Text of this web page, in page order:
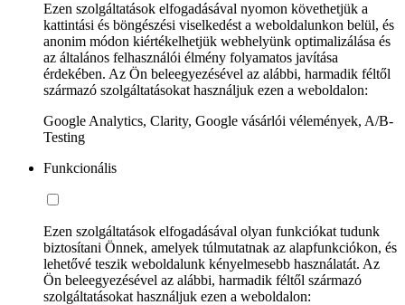
Ezen szolgáltatások elfogadásával nyomon követhetjük a
kattintási és böngészési viselkedést a weboldalunkon belül, és
anonim módon kiértékelhetjük webhelyünk optimalizálása és
az általános felhasználói élmény folyamatos javítása
érdekében. Az Ön beleegyezésével az alábbi, harmadik féltől
származó szolgáltatásokat használjuk ezen a weboldalon:
Google Analytics, Clarity, Google vásárlói vélemények, A/B-
Testing
Funkcionális
Ezen szolgáltatások elfogadásával olyan funkciókat tudunk
biztosítani Önnek, amelyek túlmutatnak az alapfunkciókon, és
lehetővé teszik weboldalunk kényelmesebb használatát. Az
Ön beleegyezésével az alábbi, harmadik féltől származó
szolgáltatásokat használjuk ezen a weboldalon: